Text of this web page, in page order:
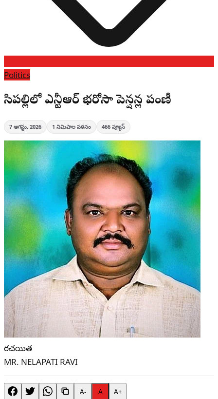
Politics
పిసిపల్లిలో ఎన్టీఆర్ భరోసా పెన్షన్ల పంపిణీ
7 ఆగస్టు, 2026 1 నిమిషాల పఠనం 466 వ్యూస్
రచయిత
MR. NELAPATI RAVI
A- A A+